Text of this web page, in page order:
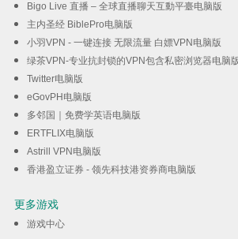
Bigo Live 直播 – 全球直播聊天互動平臺电脑版
主内圣经 BiblePro电脑版
小羽VPN - 一键连接 无限流量 白嫖VPN电脑版
绿茶VPN-专业抗封锁的VPN包含私密浏览器电脑
Twitter电脑版
eGovPH电脑版
多邻国｜免费学英语电脑版
ERTFLIX电脑版
Astrill VPN电脑版
香港盈立证券 - 领先科技港资券商电脑版
更多游戏
游戏中心